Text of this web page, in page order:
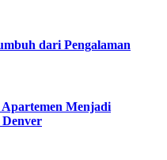
dari Pengalaman
Menjadi